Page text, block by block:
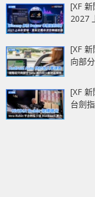
[XF
2027
[XF
向部
[XF
台劍